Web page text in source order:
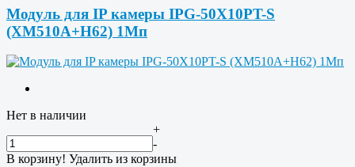
Модуль для IP камеры IPG-50X10PT-S
(XM510A+H62) 1Мп
Нет в наличии
+
-
В корзину! Удалить из корзины